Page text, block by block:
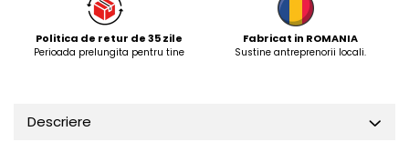
Politica de retur de 35 zile
Perioada prelungita pentru tine
Fabricat in ROMANIA
Sustine antreprenorii locali.
Descriere